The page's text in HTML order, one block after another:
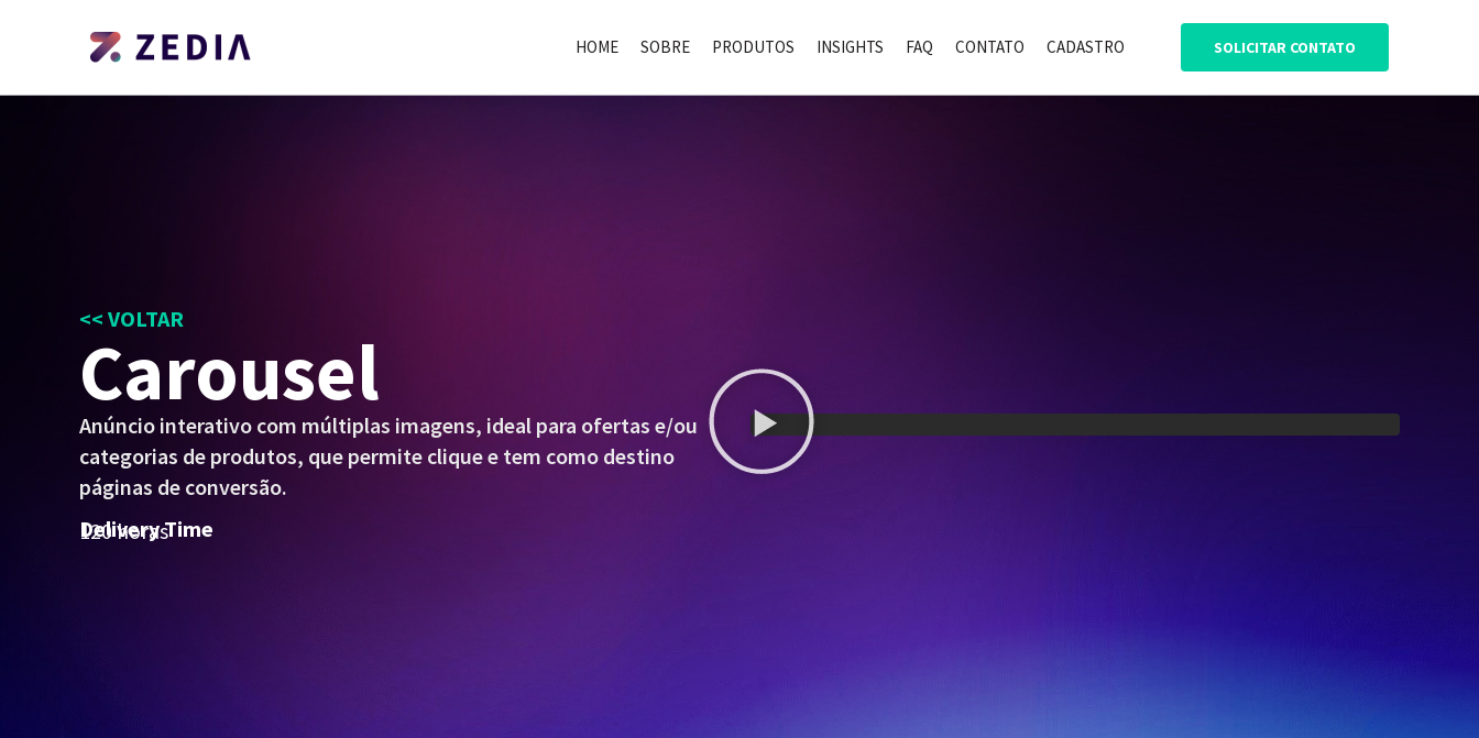
HOME SOBRE PRODUTOS INSIGHTS FAQ CONTATO CADASTRO SOLICITAR CONTATO
<< VOLTAR
Carousel
Anúncio interativo com múltiplas imagens, ideal para ofertas e/ou
categorias de produtos, que permite clique e tem como destino
páginas de conversão.
Delivery Time
120 horas